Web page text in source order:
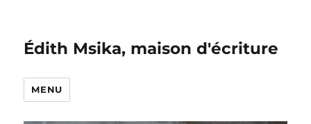
Édith Msika, maison d'écriture
MENU